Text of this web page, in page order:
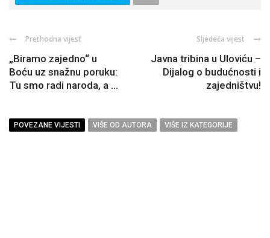
Prethodna vijest
„Biramo zajedno“ u
Boću uz snažnu poruku:
Tu smo radi naroda, a ...
Sljedeća vijest
Javna tribina u Uloviću –
Dijalog o budućnosti i
zajedništvu!
POVEZANE VIJESTI VIŠE OD AUTORA VIŠE IZ KATEGORIJE